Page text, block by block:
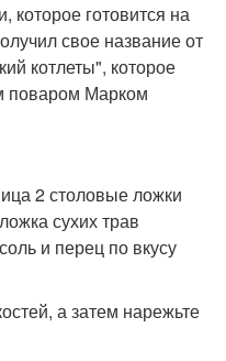
которое готовится на
свое название от
котлеты", которое
поваром Марком
2 столовые ложки
сухих трав
и перец по вкусу
а затем нарежьте